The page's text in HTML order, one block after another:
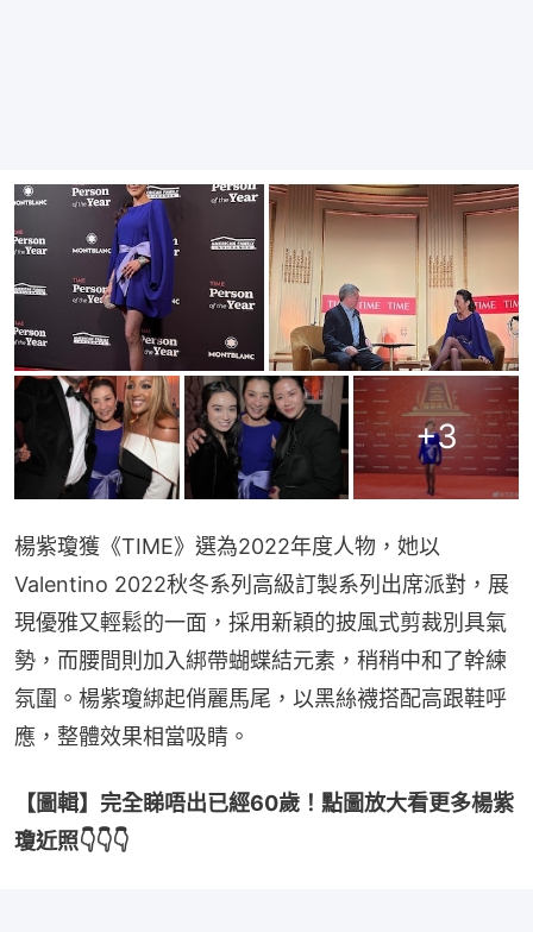
+3
楊紫瓊獲《TIME》選為2022年度人物，她以
Valentino 2022秋冬系列高級訂製系列出席派對，展
現優雅又輕鬆的一面，採用新穎的披風式剪裁別具氣
勢，而腰間則加入綁帶蝴蝶結元素，稍稍中和了幹練
氛圍。楊紫瓊綁起俏麗馬尾，以黑絲襪搭配高跟鞋呼
應，整體效果相當吸睛。
【圖輯】完全睇唔出已經60歲！點圖放大看更多楊紫
瓊近照👇👇👇